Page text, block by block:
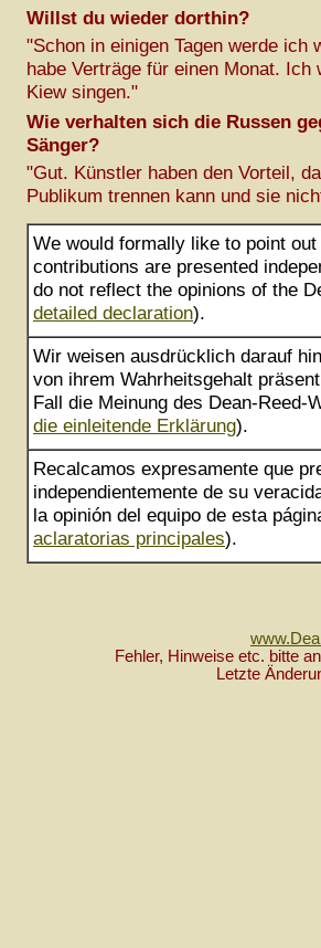
Willst du wieder dorthin?
"Schon in einigen Tagen werde
habe Verträge für einen Monat.
Kiew singen."
Wie verhalten sich die Russen
Sänger?
"Gut. Künstler haben den Vorteil,
Publikum trennen kann und sie
We would formally like to point
contributions are presented
do not reflect the opinions of the
detailed declaration).
Wir weisen ausdrücklich darauf
von ihrem Wahrheitsgehalt
Fall die Meinung des Dean-Reed-
die einleitende Erklärung).
Recalcamos expresamente que
independientemente de su
la opinión del equipo de esta
aclaratorias principales).
Fehler, Hinweise etc. bitte an
Letzte